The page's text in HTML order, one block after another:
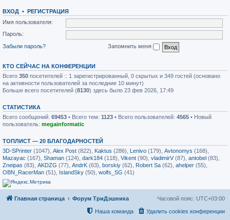
ВХОД • РЕГИСТРАЦИЯ
Имя пользователя:
Пароль:
Забыли пароль?
Запомнить меня
КТО СЕЙЧАС НА КОНФЕРЕНЦИИ
Всего 350 посетителей :: 1 зарегистрированный, 0 скрытых и 349 гостей (основано
на активности пользователей за последние 10 минут)
Больше всего посетителей (8130) здесь было 23 фев 2026, 17:49
СТАТИСТИКА
Всего сообщений: 69453 • Всего тем: 1123 • Всего пользователей: 4565 • Новый
пользователь: megainformatic
ТОПЛИСТ — 20 БЛАГОДАРНОСТЕЙ
3D-SPrinter (1047), Alex Post (822), Kaktus (286), Lenivo (179), Avtonomys (168),
Mazayac (167), Shaman (124), dark184 (118), Vikent (90), vladimirV(87), antobel (83),
Zneipas (83), AKDZG (77), AndrK (63), borskiy (62), Robert Sa (62), ahelper (55),
OBN_RacerMan (51), IslandSky (50), wolfs_SG (41)
Главная страница Форум ТриДэшника Часовой пояс: UTC+03:00
Удалить cookies конференции
Наша команда